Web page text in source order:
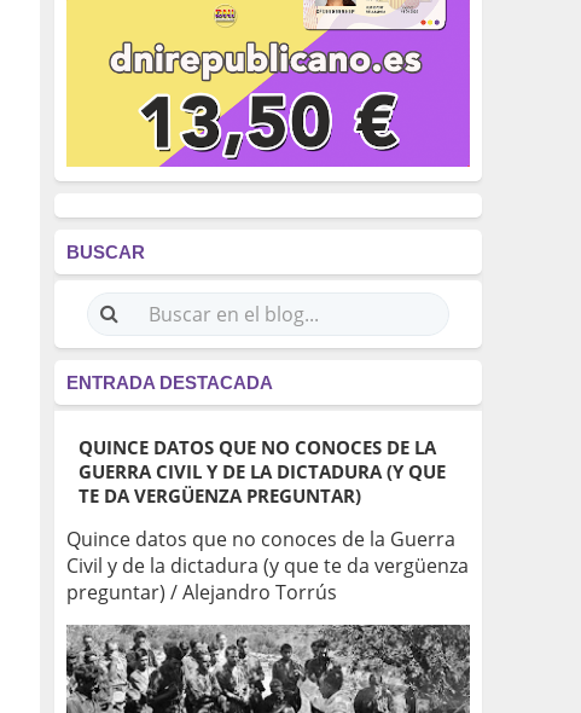
BUSCAR
ENTRADA DESTACADA
QUINCE DATOS QUE NO CONOCES DE LA
GUERRA CIVIL Y DE LA DICTADURA (Y QUE
TE DA VERGÜENZA PREGUNTAR)
Quince datos que no conoces de la Guerra
Civil y de la dictadura (y que te da vergüenza
preguntar) / Alejandro Torrús